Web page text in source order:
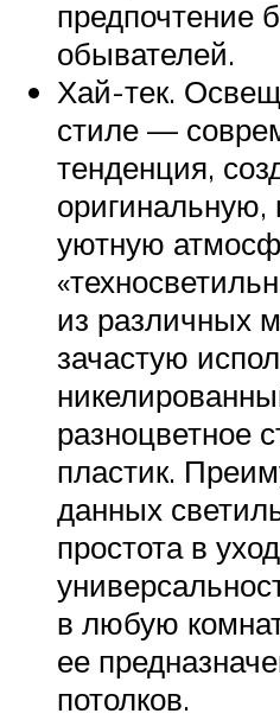
предпочтение
обывателей.
Хай-тек.
стиле —
тенденция,
уютную
из различных
зачастую
разноцветное
пластик.
данных
простота в
в любую
ее
потолков.